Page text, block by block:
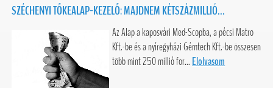
SZÉCHENYI TŐKEALAP-KEZELŐ: MAJDNEM KÉTSZÁZMILLIÓ...
Az Alap a kaposvári Med-Scopba, a pécsi Matro
Kft.-be és a nyíregyházi Gémtech Kft.-be összesen
több mint 250 millió for... Elolvasom